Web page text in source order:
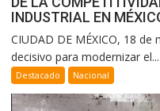
INDUSTRIAL EN
CIUDAD DE MÉXICO, 18
decisivo para modernizar el...
Destacado Nacional